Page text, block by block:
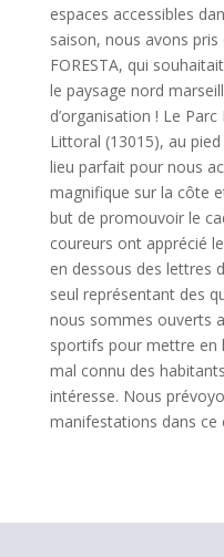
espaces accessibles
saison, nous avons pris
FORESTA, qui
le paysage nord
d’organisation ! Le
Littoral (13015), au
lieu parfait pour nous
magnifique sur la côte
but de promouvoir le
coureurs ont apprécié
en dessous des lettres
seul représentant des
nous sommes ouverts
sportifs pour mettre en
mal connu des
intéresse. Nous
manifestations dans ce